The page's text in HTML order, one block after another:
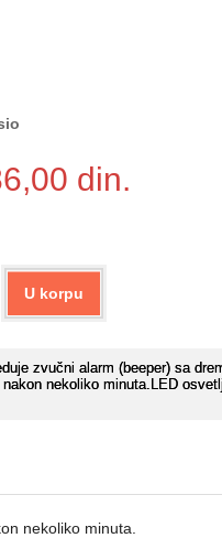
din.
U korpu
zvučni alarm (beeper) sa
nekoliko minuta.LED
nekoliko minuta.